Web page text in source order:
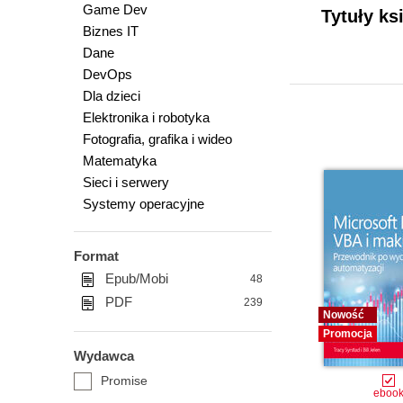
Game Dev
Biznes IT
Dane
DevOps
Dla dzieci
Elektronika i robotyka
Fotografia, grafika i wideo
Matematyka
Sieci i serwery
Systemy operacyjne
Format
Epub/Mobi
48
PDF 239
Wydawca
Promise
Tytuły
Nowość
Promocja
ebook